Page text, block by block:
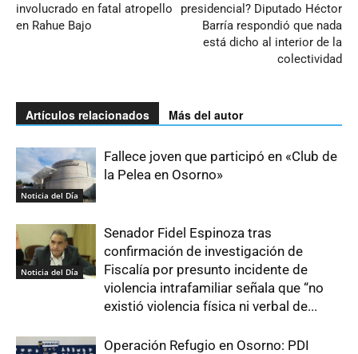
involucrado en fatal atropello
en Rahue Bajo
presidencial? Diputado Héctor
Barría respondió que nada
está dicho al interior de la
colectividad
Artículos relacionados Más del autor
Noticia del Día
Fallece joven que participó en «Club de
la Pelea en Osorno»
Noticia del Día
Senador Fidel Espinoza tras
confirmación de investigación de
Fiscalía por presunto incidente de
violencia intrafamiliar señala que “no
existió violencia física ni verbal de...
Operación Refugio en Osorno: PDI